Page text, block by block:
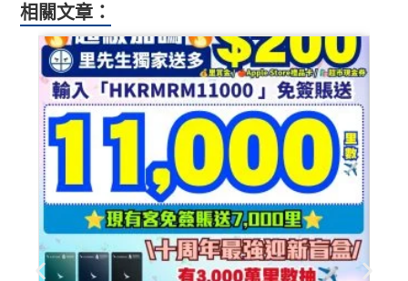
相關文章：